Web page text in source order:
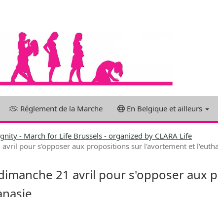
Réglement de la Marche En Belgique et ailleurs
- March for Life Brussels - organized by CLARA Life
pour s'opposer aux propositions sur l'avortement et
21 avril pour s'opposer aux